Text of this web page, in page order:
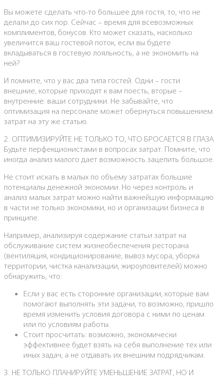
Вы можете сделать что-то большее для гостя, то, что не
делали до сих пор. Сейчас – время для всевозможных
комплиментов, бонусов. Кто может сказать, насколько
увеличится ваш гостевой поток, если вы будете
вкладываться в гостевую лояльность, а не экономить на
ней?
И помните, что у вас два типа гостей. Одни – гости
внешние, которые приходят к вам поесть, вторые –
внутренние: ваши сотрудники. Не забывайте, что
оптимизация на персонале может обернуться повышением
затрат на эту же статью.
2. ОПТИМИЗИРУЙТЕ НЕ ТОЛЬКО ТО, ЧТО БРОСАЕТСЯ В ГЛАЗА
Будьте перфекционистами в вопросах затрат. Помните, что
иногда анализ малого дает возможность зацепить большое.
Не стоит искать в малых по объему затратах большие
потенциалы денежной экономии. Но через контроль и
анализ малых затрат можно найти важнейшую информацию
в части не только экономики, но и организации бизнеса в
принципе.
Например, анализируя содержание статьи затрат на
обслуживание систем жизнеобеспечения ресторана
(вентиляция, кондиционирование, вывоз мусора, уборка
территории, чистка канализации, жироуловителей) можно
обнаружить, что:
Если у вас есть сторонние организации, которые вам
помогают выполнять эти задачи, то возможно, пришло
время изменить условия договора с ними по ценам
или по условиям работы.
Стоит просчитать: возможно, экономически
эффективнее будет взять на себя выполнение тех или
иных задач, а не отдавать их внешним подрядчикам.
3. НЕ ТОЛЬКО ПЛАНИРУЙТЕ УМЕНЬШЕНИЕ ЗАТРАТ, НО И